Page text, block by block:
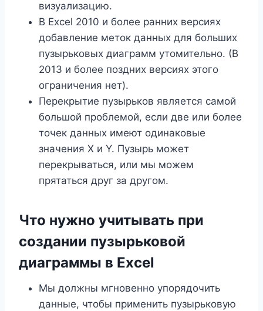
визуализацию.
В Excel 2010 и более ранних версиях
добавление меток данных для больших
пузырьковых диаграмм утомительно. (В
2013 и более поздних версиях этого
ограничения нет).
Перекрытие пузырьков является самой
большой проблемой, если две или более
точек данных имеют одинаковые
значения X и Y. Пузырь может
перекрываться, или мы можем
прятаться друг за другом.
Что нужно учитывать при
создании пузырьковой
диаграммы в Excel
Мы должны мгновенно упорядочить
данные, чтобы применить пузырьковую